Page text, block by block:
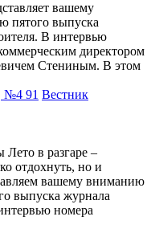
вашему
пятого выпуска
В интервью
директором
Стениным. В этом
Вестник
в разгаре –
отдохнуть, но и
вашему вниманию
выпуска журнала
номера